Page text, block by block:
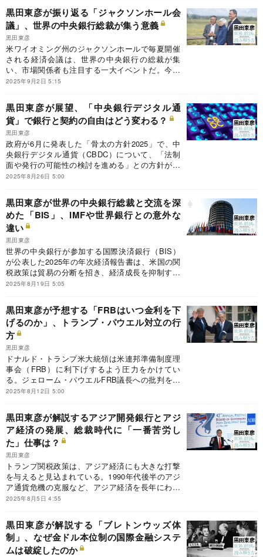
は？
黒田東彦が振り返る「ジャクソンホール会
議」、世界の中央銀行総裁が集う意義
黒田東彦
米ワイオミング州のジャクソンホールで毎夏開催
される経済会議は、世界の中央銀行の総裁が集
い、市場関係者も注目する一大イベントだ。今年
は米連邦準備制度理事会のジェローム・パウエル
た。前日本銀行総裁の黒田東彦氏が執筆する連載
『黒田東彦の世界と経済の読み解き方』の今回の
テーマは、ジャクソンホール会議。世界の中銀総
裁は会議をどう活用しているのか。
2025年9月2日 5:15
黒田東彦が展望、「中央銀行デジタル通
貨」で銀行と契約の自由はどう変わる？
黒田東彦
政府が6月に発表した「骨太の方針2025」で、中
央銀行デジタル通貨（CBDC）について、「法制
面や発行の可能性の検討を進める」との方針が明
記された。前日本銀行総裁の黒田東彦氏が執筆す
今回のテーマは、CBDCと法制度。新たな決済手
段の登場は、銀行や民法の契約の自由にどんな変
化をもたらすのか。
2025年8月26日 5:00
黒田東彦が世界の中央銀行総裁と交流を深
めた「BIS」、IMFや世界銀行との意外な
違い
黒田東彦
世界の中央銀行が参加する国際決済銀行（BIS）
が公表した2025年の年次経済報告書は、米国の関
税政策は貿易の分断を招き、経済成長を抑制する
と警告。経済の不確実性の緩和や、金融・物価の
日本銀行総裁の黒田東彦氏が執筆する連載『黒田
東彦の世界と経済の読み解き方』の今回のテーマ
は、BISの役割。中央銀行総裁が定期的に集う
BISと、国際通貨基金（IMF）や世界銀行との意
外な違いとは？
2025年8月19日 5:05
黒田東彦が予想する「FRBはいつ金利を下
げるのか」、トランプ・パウエル対立の行
方
黒田東彦
ドナルド・トランプ米大統領は米連邦準備制度理
事会（FRB）に利下げするよう圧力をかけてい
る。ジェローム・パウエルFRB議長への批判を繰
り返し、解任すらちらつかせている。前日本銀行
界と経済の読み解き方』の今回のテーマは、FRB
はいつ金利を下げるのか。黒田氏が考える米利下
げ時期とその条件とは？
2025年8月12日 5:00
黒田東彦が解説するアジア開発銀行とアジ
ア経済の発展、総裁時代に「一番苦労し
た」仕事は？
黒田東彦
トランプ関税政策は、アジア経済にも大きな打撃
を与えると見込まれている。1990年代後半のアジ
ア通貨危機の克服など、アジア経済を長年にわた
って支えてきたのがアジア開発銀行（ADB）であ
『黒田東彦の世界と経済の読み解き方』の今回の
テーマは、アジア経済の発展とアジア開発銀行。
アジア開銀の総裁として一番苦労した仕事とは？
2025年8月5日 4:55
黒田東彦が解説する「ブレトンウッズ体
制」、なぜ金ドル本位制の国際金融システ
ムは破綻したのか